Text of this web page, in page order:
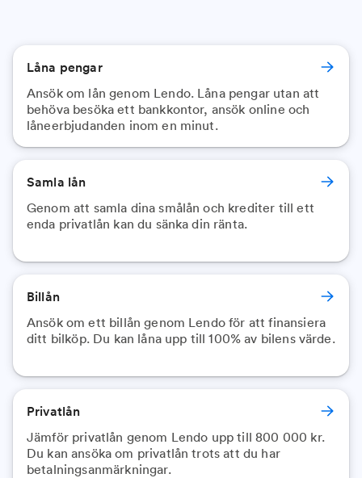
Låna pengar
Ansök om lån genom Lendo. Låna pengar utan att
behöva besöka ett bankkontor, ansök online och
låneerbjudanden inom en minut.
Samla lån
Genom att samla dina smålån och krediter till ett
enda privatlån kan du sänka din ränta.
Billån
Ansök om ett billån genom Lendo för att finansiera
ditt bilköp. Du kan låna upp till 100% av bilens värde.
Privatlån
Jämför privatlån genom Lendo upp till 800 000 kr.
Du kan ansöka om privatlån trots att du har
betalningsanmärkningar.